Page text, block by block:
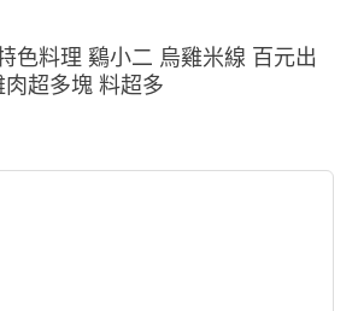
色料理 鷄小二 烏雞米線 百元出
超多塊 料超多